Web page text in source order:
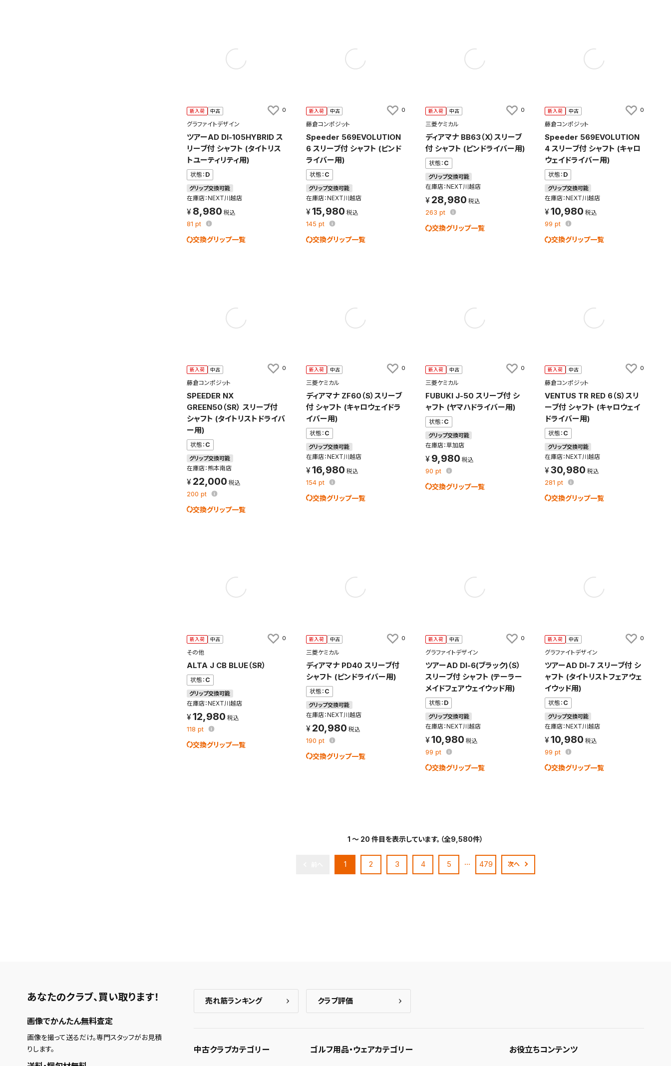
新入荷 中古
グラファイトデザイン
ツアーAD DI-105HYBRID ス
リーブ付 シャフト (タイトリス
トユーティリティ用)
状態： D
グリップ交換可能
在庫店：NEXT川越店
8,980
81 pt
交換グリップ一覧
0 新入荷 中古
藤倉コンポジット
Speeder 569EVOLUTION
6 スリーブ付 シャフト (ピンド
ライバー用)
状態： C
グリップ交換可能
在庫店：NEXT川越店
15,980
145 pt
交換グリップ一覧
0 新入荷 中古
三菱ケミカル
ディアマナ BB63（X）スリーブ
付 シャフト (ピンドライバー用)
状態： C
グリップ交換可能
在庫店：NEXT川越店
28,980
263 pt
交換グリップ一覧
0 新入荷 中古
藤倉コンポジット
Speeder 569EVOLUTION
4 スリーブ付 シャフト (キャロ
ウェイドライバー用)
状態： D
グリップ交換可能
在庫店：NEXT川越店
10,980
99pt
交換グリップ一覧
0
新入荷 中古
藤倉コンポジット
SPEEDER NX
GREEN50（SR） スリーブ付
シャフト (タイトリストドライバ
ー用)
状態： C
グリップ交換可能
在庫店：熊本南店
22,000
200 pt
交換グリップ一覧
0 新入荷 中古
三菱ケミカル
ディアマナ ZF60（S）スリーブ
付 シャフト (キャロウェイドラ
イバー用)
状態： C
グリップ交換可能
在庫店：NEXT川越店
16,980
154 pt
交換グリップ一覧
0 新入荷 中古
三菱ケミカル
FUBUKI J-50 スリーブ付 シ
ャフト (ヤマハドライバー用)
状態： C
グリップ交換可能
在庫店：草加店
9,980
90 pt
交換グリップ一覧
0 新入荷 中古
藤倉コンポジット
VENTUS TR RED 6（S）スリ
ーブ付 シャフト (キャロウェイ
ドライバー用)
状態： C
グリップ交換可能
在庫店：NEXT川越店
30,980
281pt
交換グリップ一覧
0
新入荷 中古
その他
ALTA J CB BLUE（SR）
状態： C
グリップ交換可能
在庫店：NEXT川越店
12,980
118 pt
交換グリップ一覧
0 新入荷 中古
三菱ケミカル
ディアマナ PD40 スリーブ付
シャフト (ピンドライバー用)
状態： C
グリップ交換可能
在庫店：NEXT川越店
20,980
190 pt
交換グリップ一覧
0 新入荷 中古
グラファイトデザイン
ツアーAD DI-6(ブラック)（S）
スリーブ付 シャフト (テーラー
メイドフェアウェイウッド用)
状態： D
グリップ交換可能
在庫店：NEXT川越店
10,980
99 pt
交換グリップ一覧
0 新入荷 中古
グラファイトデザイン
ツアーAD DI-7 スリーブ付 シ
ャフト (タイトリストフェアウェ
イウッド用)
状態： C
グリップ交換可能
在庫店：NEXT川越店
10,980
99pt
交換グリップ一覧
0
検索条件を保存
この検索条件をマイページ内「保存検索条件一覧」に保存します。
新着通知を「する」にすると、この条件に一致する商品が入荷した際に、メール及びお客様
のアカウント内の「お知らせ」で通知します。
保存された検索条件は変更できません。
条件を変更したい場合は、マイページの「保存検索条件一覧」から画面を表示し、条件を変更
の上、保存し直してください。
保存する
検索条件を保存
検索条件を保存しました。
これまで保存した検索条件は、マイページの「保存検索条件一覧」で確認できます。
1 ～ 20 件目を表示しています。（全9,580件）
1 2 3 4 5 … 479 次へ
あなたのクラブ、 買い取ります！
画像でかんたん無料査定
画像を撮って送るだけ。専門スタッフがお見積
りします。
売れ筋ランキング クラブ評価
中古クラブカテゴリー ゴルフ用品・ウェアカテゴリー お役立ちコンテンツ